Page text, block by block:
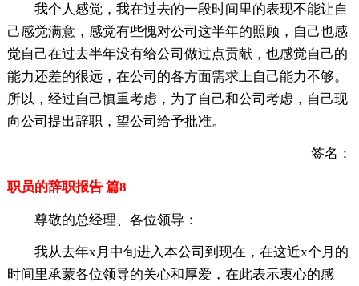
我个人感觉，我在过去的一段时间里的表现不能让自
己感觉满意，感觉有些愧对公司这半年的照顾，自己也感
觉自己在过去半年没有给公司做过点贡献，也感觉自己的
能力还差的很远，在公司的各方面需求上自己能力不够。
所以，经过自己慎重考虑，为了自己和公司考虑，自己现
向公司提出辞职，望公司给予批准。
签名：
职员的辞职报告 篇8
尊敬的总经理、各位领导：
我从去年x月中旬进入本公司到现在，在这近x个月的
时间里承蒙各位领导的关心和厚爱，在此表示衷心的感